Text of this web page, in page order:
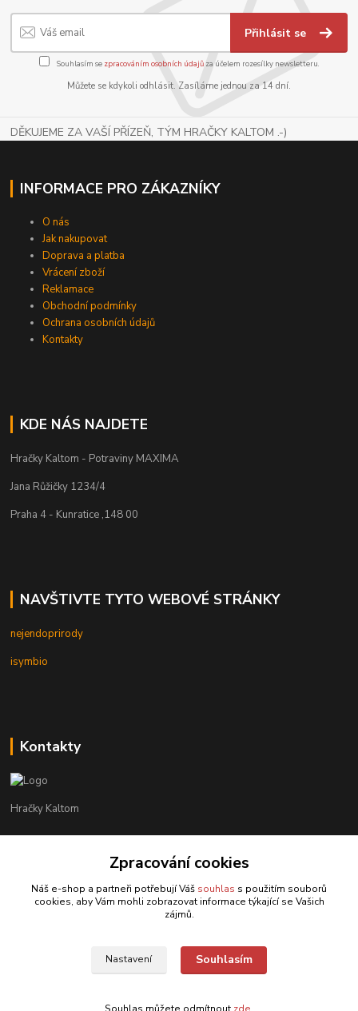
Přihlásit se
Souhlasím se zpracováním osobních údajůza účelem rozesílky newsletteru.
Můžete se kdykoli odhlásit. Zasíláme jednou za 14 dní.
DĚKUJEME ZA VAŠÍ PŘÍZEŇ, TÝM HRAČKY KALTOM .-)
INFORMACE PRO ZÁKAZNÍKY
O nás
Jak nakupovat
Doprava a platba
Vrácení zboží
Reklamace
Obchodní podmínky
Ochrana osobních údajů
Kontakty
KDE NÁS NAJDETE
Hračky Kaltom - Potraviny MAXIMA
Jana Růžičky 1234/4
Praha 4 - Kunratice ,148 00
NAVŠTIVTE TYTO WEBOVÉ STRÁNKY
nejendoprirody
isymbio
Kontakty
Hračky Kaltom
+420 777 538 008
hrackykaltom@gmail.com
Zpracování cookies
Náš e-shop a partneři potřebují Váš souhlas s použitím souborů
cookies, aby Vám mohli zobrazovat informace týkající se Vašich
zájmů.
Nastavení Souhlasím